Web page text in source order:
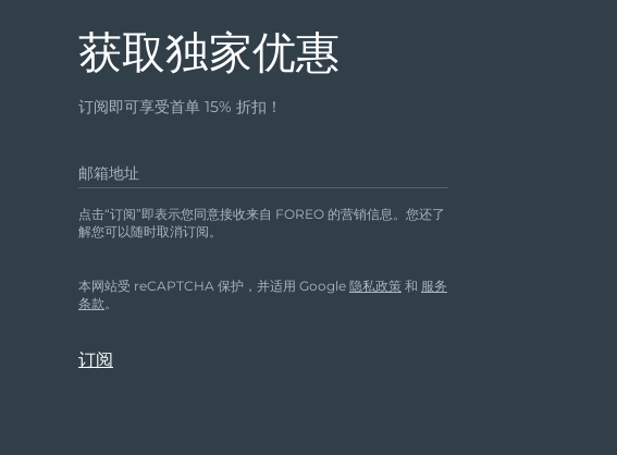
issa™ Teeth Whitening Set
热门产品
特别优惠
获取独家优惠
订阅即可享受首单 15% 折扣！
邮箱地址
点击“订阅”即表示您同意接收来自 FOREO 的营销信息。您还了
解您可以随时取消订阅。
本网站受 reCAPTCHA 保护，并适用 Google 隐私政策 和 服务
条款。